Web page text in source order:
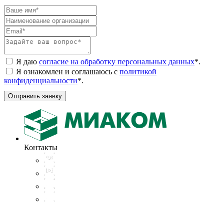
Я даю согласие на обработку персональных данных*.
Я ознакомлен и соглашаюсь с политикой
конфиденциальности*.
Отправить заявку
Контакты